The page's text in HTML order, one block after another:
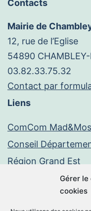
Gérer
cookies
Contacts
Mairie de
12, rue de l’Eglise
54890 CHAMBLEY-
03.82.33.75.32
Contact par
Liens
ComCom
Conseil
Région Grand Est
Paiement en ligne